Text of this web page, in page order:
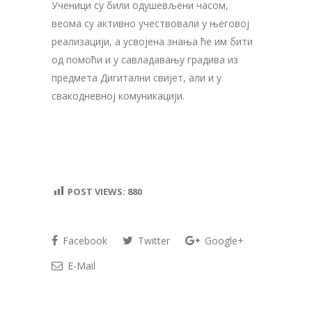
Ученици су били одушевљени часом,
веома су активно учествовали у његовој
реализацији, а усвојена знања ће им бити
од помоћи и у савладавању градива из
предмета Дигитални свијет, али и у
свакодневној комуникацији.
POST VIEWS: 880
Facebook Twitter
Google+
E-Mail